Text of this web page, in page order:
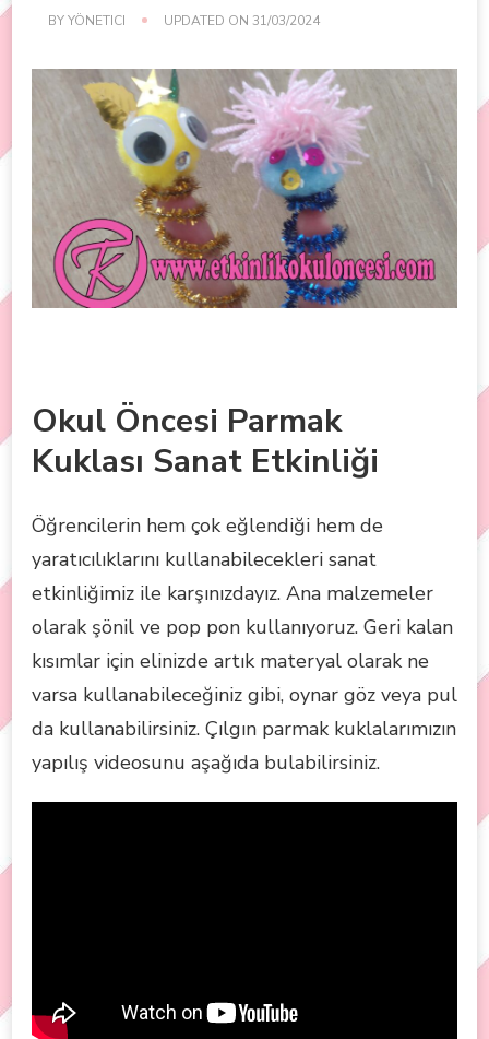
BYYÖNETICI UPDATED ON 31/03/2024
Okul Öncesi Parmak
Kuklası Sanat Etkinliği
Öğrencilerin hem çok eğlendiği hem de
yaratıcılıklarını kullanabilecekleri sanat
etkinliğimiz ile karşınızdayız. Ana malzemeler
olarak şönil ve pop pon kullanıyoruz. Geri kalan
kısımlar için elinizde artık materyal olarak ne
varsa kullanabileceğiniz gibi, oynar göz veya pul
da kullanabilirsiniz. Çılgın parmak kuklalarımızın
yapılış videosunu aşağıda bulabilirsiniz.